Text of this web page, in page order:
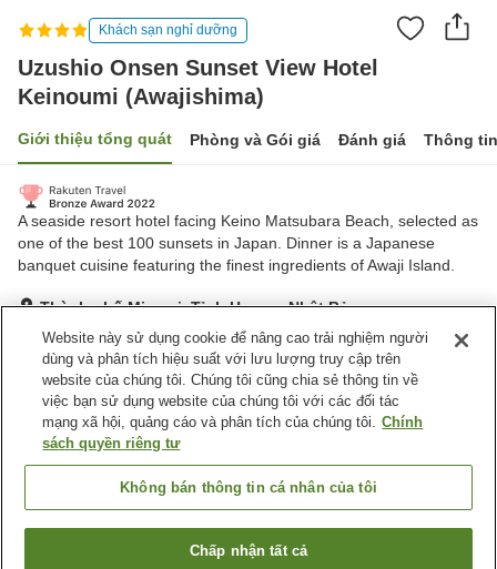
Khách sạn nghỉ dưỡng
Uzushio Onsen Sunset View Hotel
Keinoumi (Awajishima)
Giới thiệu tổng quát Phòng và Gói giá Đánh giá Thông
A seaside resort hotel facing Keino Matsubara Beach, selected as
one of the best 100 sunsets in Japan. Dinner is a Japanese
banquet cuisine featuring the finest ingredients of Awaji Island.
Thành phố Minami, Tỉnh Hyogo, Nhật Bản
Hiển thị trên bản đồ
Xuất sắc Đánh giá:322lượt
Tiện nghi chỗ nghỉ
Wi-Fi
Suối nước nóng trong nhà
Bar
Tỉnh Hyogo
Uzushio Onsen Sunset View Hotel Keinoumi (Awajishima)
Tìm phòng trống
Website này sử dụng cookie để nâng cao trải nghiệm người
dùng và phân tích hiệu suất với lưu lượng truy cập trên
website của chúng tôi. Chúng tôi cũng chia sẻ thông tin về
việc bạn sử dụng website của chúng tôi với các đối tác
mạng xã hội, quảng cáo và phân tích của chúng tôi. Chính
sách quyền riêng tư
Không bán thông tin cá nhân của tôi
Chấp nhận tất cả